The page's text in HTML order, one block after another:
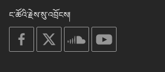
ང་ཚོའི་རྗེས་སུ་འབྲོངས།
on
facebook
soundcloud